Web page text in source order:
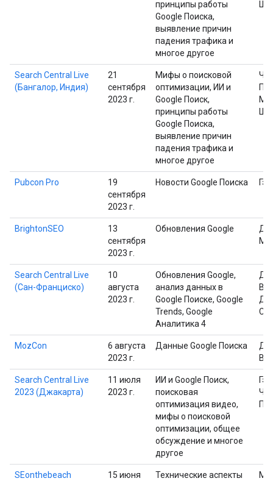
принципы работы
Google Поиска,
выявление причин
падения трафика и
многое другое
Search Central Live
(Бангалор, Индия)
21
сентября
2023 г.
Мифы о поисковой
оптимизации, ИИ и
Google Поиск,
принципы работы
Google Поиска,
выявление причин
падения трафика и
многое другое
Pubcon Pro
19
сентября
2023 г.
Новости Google Поиска
BrightonSEO
13
сентября
2023 г.
Обновления Google
Search Central Live
(Сан-Франциско)
10
августа
2023 г.
Обновления Google,
анализ данных в
Google Поиске, Google
Trends, Google
Аналитика 4
MozCon
6 августа
2023 г.
Данные Google Поиска
Search Central Live
2023 (Джакарта)
11 июля
2023 г.
ИИ и Google Поиск,
поисковая
оптимизация видео,
мифы о поисковой
оптимизации, общее
обсуждение и многое
другое
SEonthebeach
15 июня
Технические аспекты